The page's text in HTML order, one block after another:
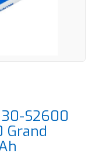
S2600
Grand